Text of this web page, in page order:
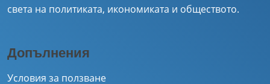
света на политиката, икономиката и обществото.
Допълнения
Условия за ползване